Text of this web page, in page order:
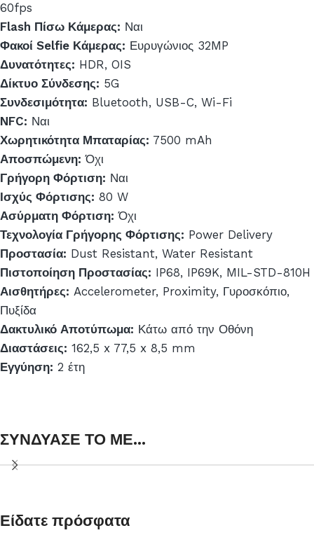
60fps
Flash Πίσω Κάμερας: Ναι
Φακοί Selfie Κάμερας: Ευρυγώνιος 32MP
Δυνατότητες: HDR, OIS
Δίκτυο Σύνδεσης: 5G
Συνδεσιμότητα: Bluetooth, USB-C, Wi-Fi
NFC: Ναι
Χωρητικότητα Μπαταρίας: 7500 mAh
Αποσπώμενη: Όχι
Γρήγορη Φόρτιση: Ναι
Ισχύς Φόρτισης: 80 W
Ασύρματη Φόρτιση: Όχι
Τεχνολογία Γρήγορης Φόρτισης: Power Delivery
Προστασία: Dust Resistant, Water Resistant
Πιστοποίηση Προστασίας: IP68, IP69K, MIL-STD-810H
Αισθητήρες: Accelerometer, Proximity, Γυροσκόπιο,
Πυξίδα
Δακτυλικό Αποτύπωμα: Κάτω από την Οθόνη
Διαστάσεις: 162,5 x 77,5 x 8,5 mm
Εγγύηση: 2 έτη
ΣΥΝΔΥΑΣΕ ΤΟ ΜΕ...
Είδατε πρόσφατα